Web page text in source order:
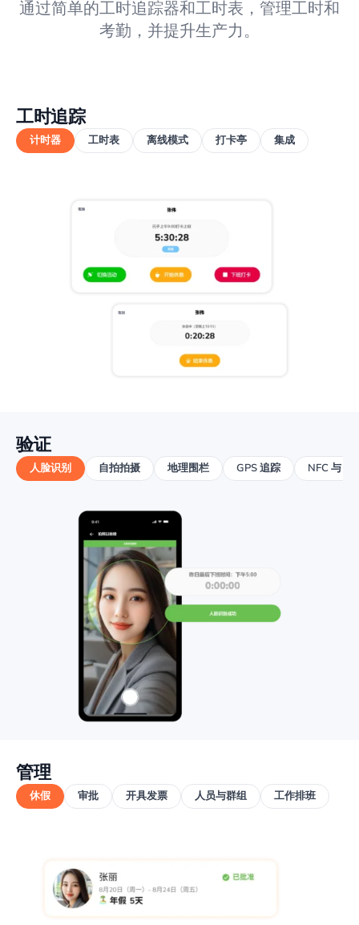
通过简单的工时追踪器和工时表，管理工时和
考勤，并提升生产力。
工时追踪
计时器 工时表 离线模式 打卡亭 集成
验证
人脸识别 自拍拍摄 地理围栏 GPS 追踪 NFC 与
管理
休假 审批 开具发票 人员与群组 工作排班